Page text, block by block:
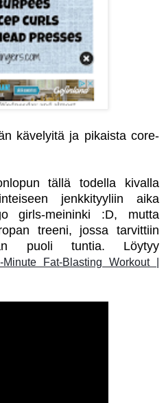
kävelyitä ja pikaista core-
tällä todella kivalla
jenkkityyliin aika
girls-meininki :D, mutta
treeni, jossa tarvittiin
puoli tuntia. Löytyy
Minute Fat-Blasting Workout |